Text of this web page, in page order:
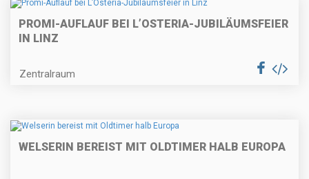
PROMI-AUFLAUF BEI L’OSTERIA-JUBILÄUMSFEIER
IN LINZ
Zentralraum
WELSERIN BEREIST MIT OLDTIMER HALB EUROPA